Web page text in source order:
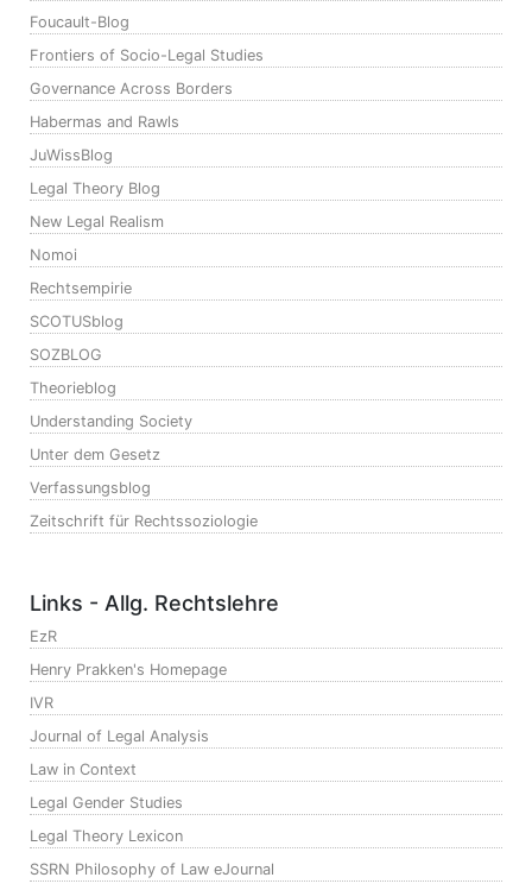
Foucault-Blog
Frontiers of Socio-Legal Studies
Governance Across Borders
Habermas and Rawls
JuWissBlog
Legal Theory Blog
New Legal Realism
Nomoi
Rechtsempirie
SCOTUSblog
SOZBLOG
Theorieblog
Understanding Society
Unter dem Gesetz
Verfassungsblog
Zeitschrift für Rechtssoziologie
Links - Allg. Rechtslehre
EzR
Henry Prakken's Homepage
IVR
Journal of Legal Analysis
Law in Context
Legal Gender Studies
Legal Theory Lexicon
SSRN Philosophy of Law eJournal